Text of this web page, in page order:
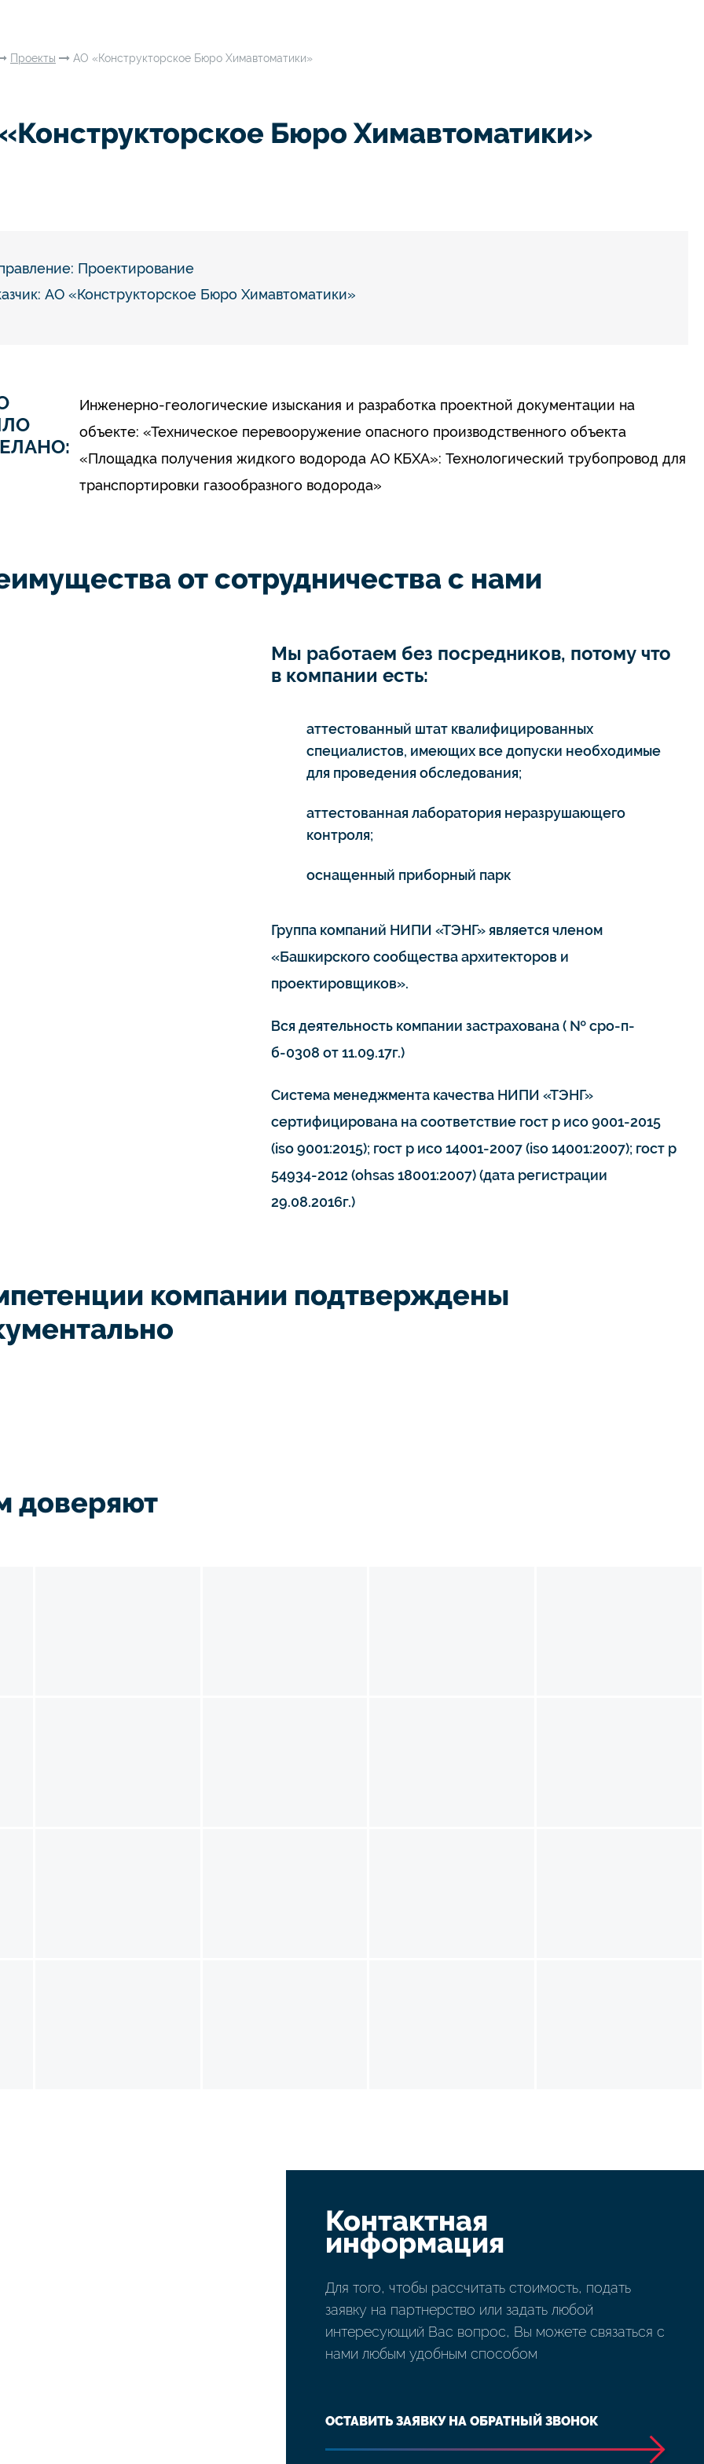
Проекты АО «Конструкторское Бюро Химавтоматики»
Бюро Химавтоматики»
Проектирование
АО «Конструкторское Бюро Химавтоматики»
Инженерно-геологические изыскания и разработка проектной документации на
объекте: «Техническое перевооружение опасного производственного объекта
«Площадка получения жидкого водорода АО КБХА»: Технологический трубопровод для
транспортировки газообразного водорода»
от сотрудничества с нами
Мы работаем без посредников, потому что
в компании есть:
аттестованный штат квалифицированных
специалистов, имеющих все допуски необходимые
для проведения обследования;
аттестованная лаборатория неразрушающего
контроля;
оснащенный приборный парк
Группа компаний НИПИ «ТЭНГ» является членом
«Башкирского сообщества архитекторов и
проектировщиков».
Вся деятельность компании застрахована ( № сро-п-
б-0308 от 11.09.17г.)
Система менеджмента качества НИПИ «ТЭНГ»
сертифицирована на соответствие гост р исо 9001-2015
(iso 9001:2015); гост р исо 14001-2007 (iso 14001:2007); гост р
54934-2012 (ohsas 18001:2007) (дата регистрации
29.08.2016г.)
компании подтверждены
доверяют
Контактная
информация
Для того, чтобы рассчитать стоимость, подать
заявку на партнерство или задать любой
интересующий Вас вопрос, Вы можете связаться с
нами любым удобным способом
ОСТАВИТЬ ЗАЯВКУ НА ОБРАТНЫЙ ЗВОНОК